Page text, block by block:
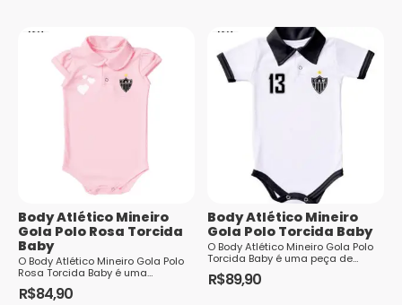
tem
várias
variantes.
escolhidas
página
do
produto
Body Atlético Mineiro
Gola Polo Rosa Torcida
Baby
O Body Atlético Mineiro Gola Polo
Rosa Torcida Baby é uma
adorável peça de roupa para os
pequenos torcedores do Clube
R$84,90
Body Atlético Mineiro
Gola Polo Torcida Baby
O Body Atlético Mineiro Gola Polo
Torcida Baby é uma peça de
roupa perfeita para os pequenos
torcedores do Clube Atlético Mi...
R$89,90